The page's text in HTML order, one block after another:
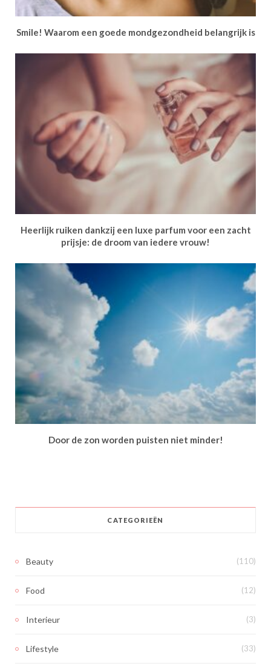
Smile! Waarom een goede mondgezondheid belangrijk is
Heerlijk ruiken dankzij een luxe parfum voor een zacht
prijsje: de droom van iedere vrouw!
Door de zon worden puisten niet minder!
CATEGORIEËN
Beauty (110)
Food (12)
Interieur (3)
Lifestyle (33)